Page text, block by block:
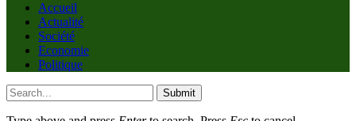
Accueil
Actualité
Société
Economie
Politique
Submit